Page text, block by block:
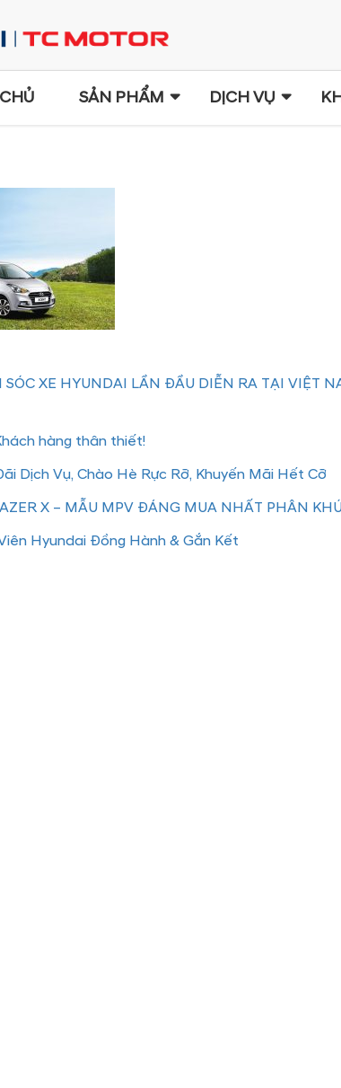
SẢN PHẨM DỊCH VỤ
XE HYUNDAI LẦN ĐẦU DIỄN RA TẠI VIỆT
hàng thân thiết!
Dịch Vụ, Chào Hè Rực Rỡ, Khuyến Mãi Hết Cỡ
X – MẪU MPV ĐÁNG MUA NHẤT PHÂN
Hyundai Đồng Hành & Gắn Kết